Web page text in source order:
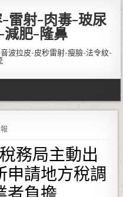
雷射-肉毒-玻尿
肥-隆鼻
波拉皮-皮秒雷射-瘦臉-法令紋-
IN
務局主動出
申請地方稅調
者負擔